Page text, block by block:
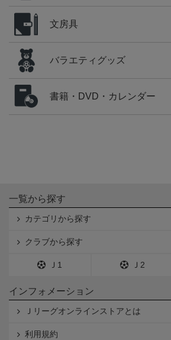
文房具
バラエティグッズ
書籍・DVD・カレンダー
一覧から探す
カテゴリから探す
クラブから探す
Ｊ1 Ｊ2
インフォメーション
Ｊリーグオンラインストアとは
利用規約